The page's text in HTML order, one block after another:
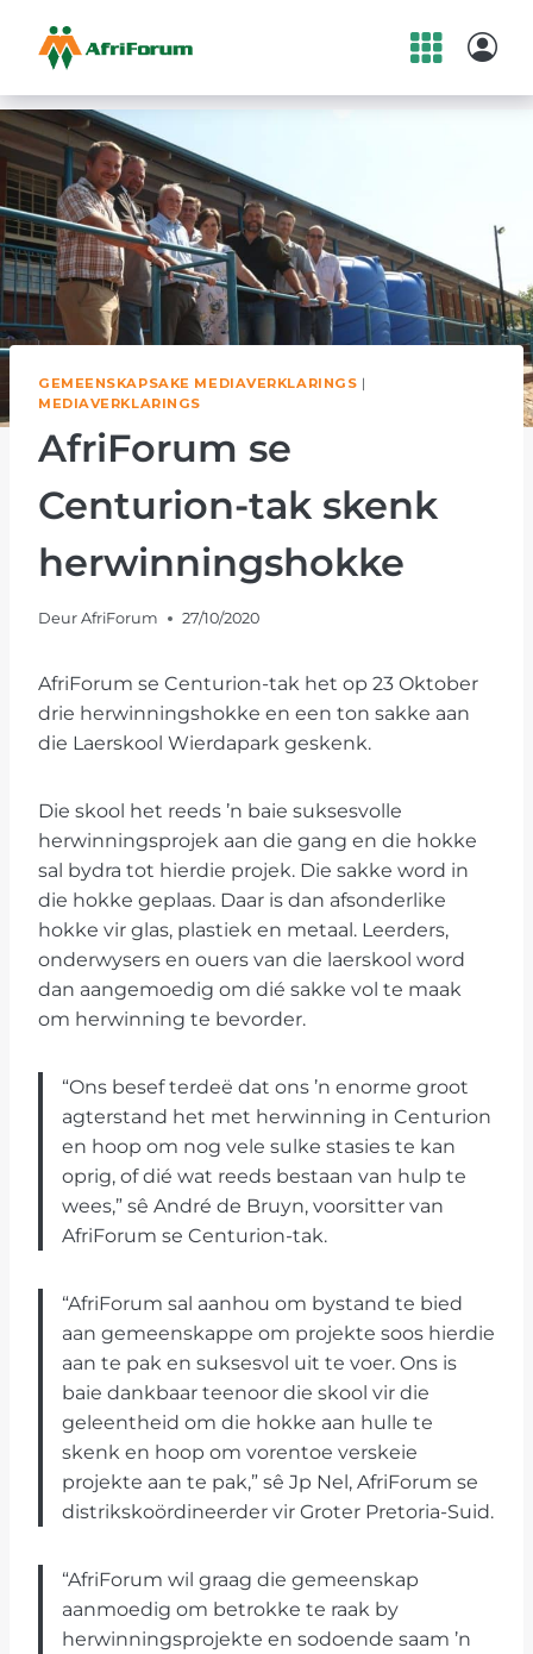
to
content
GEMEENSKAPSAKE MEDIAVERKLARINGS |
MEDIAVERKLARINGS
AfriForum se
Centurion-tak skenk
herwinningshokke
Deur AfriForum 27/10/2020
AfriForum se Centurion-tak het op 23 Oktober
drie herwinningshokke en een ton sakke aan
die Laerskool Wierdapark geskenk.
Die skool het reeds ’n baie suksesvolle
herwinningsprojek aan die gang en die hokke
sal bydra tot hierdie projek. Die sakke word in
die hokke geplaas. Daar is dan afsonderlike
hokke vir glas, plastiek en metaal. Leerders,
onderwysers en ouers van die laerskool word
dan aangemoedig om dié sakke vol te maak
om herwinning te bevorder.
“Ons besef terdeë dat ons ’n enorme groot
agterstand het met herwinning in Centurion
en hoop om nog vele sulke stasies te kan
oprig, of dié wat reeds bestaan van hulp te
wees,” sê André de Bruyn, voorsitter van
AfriForum se Centurion-tak.
“AfriForum sal aanhou om bystand te bied
aan gemeenskappe om projekte soos hierdie
aan te pak en suksesvol uit te voer. Ons is
baie dankbaar teenoor die skool vir die
geleentheid om die hokke aan hulle te
skenk en hoop om vorentoe verskeie
projekte aan te pak,” sê Jp Nel, AfriForum se
distrikskoördineerder vir Groter Pretoria-Suid.
“AfriForum wil graag die gemeenskap
aanmoedig om betrokke te raak by
herwinningsprojekte en sodoende saam ’n